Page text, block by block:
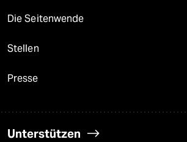
Die Seitenwende
Stellen
Presse
Unterstützen